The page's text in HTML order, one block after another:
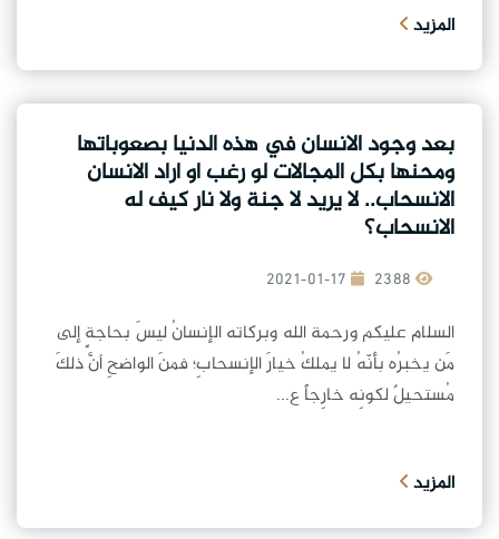
المزيد
بعد وجود الانسان في هذه الدنيا بصعوباتها
ومحنها بكل المجالات لو رغب او اراد الانسان
الانسحاب.. لا يريد لا جنة ولا نار كيف له
الانسحاب؟
2021-01-17
السلام عليكم ورحمة الله وبركاته الإنسانُ ليسَ بحاجةٍ إلى
مَن يخبرُه بأنّهُ لا يملكُ خيارَ الإنسحابِ؛ فمنَ الواضحِ أنَّ ذلكَ
مُستحيلٌ لكونِه خارِجاً ع...
المزيد